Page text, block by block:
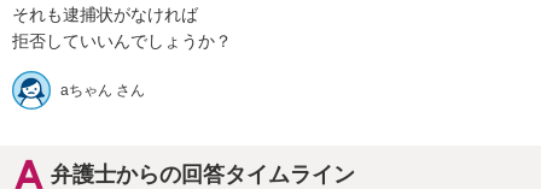
それも逮捕状がなければ
aちゃん さん
弁護士からの回答タイムライン